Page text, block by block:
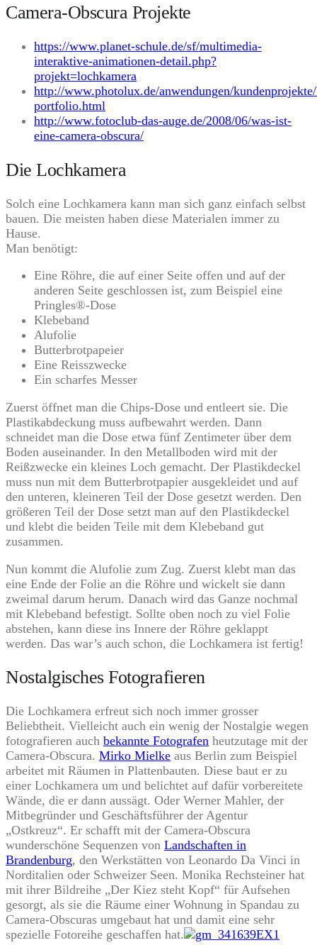
Camera-Obscura Projekte
https://www.planet-schule.de/sf/multimedia-
interaktive-animationen-detail.php?
projekt=lochkamera
http://www.photolux.de/anwendungen/
portfolio.html
http://www.fotoclub-das-auge.de/2008/06/was-ist-
eine-camera-obscura/
Die Lochkamera
Solch eine Lochkamera kann man sich ganz einfach selbst
bauen. Die meisten haben diese Materialen immer zu
Hause.
Man benötigt:
Eine Röhre, die auf einer Seite offen und auf der
anderen Seite geschlossen ist, zum Beispiel eine
Pringles®-Dose
Klebeband
Alufolie
Butterbrotpapeier
Eine Reisszwecke
Ein scharfes Messer
Zuerst öffnet man die Chips-Dose und entleert sie. Die
Plastikabdeckung muss aufbewahrt werden. Dann
schneidet man die Dose etwa fünf Zentimeter über dem
Boden auseinander. In den Metallboden wird mit der
Reißzwecke ein kleines Loch gemacht. Der Plastikdeckel
muss nun mit dem Butterbrotpapier ausgekleidet und auf
den unteren, kleineren Teil der Dose gesetzt werden. Den
größeren Teil der Dose setzt man auf den Plastikdeckel
und klebt die beiden Teile mit dem Klebeband gut
zusammen.
Nun kommt die Alufolie zum Zug. Zuerst klebt man das
eine Ende der Folie an die Röhre und wickelt sie dann
zweimal darum herum. Danach wird das Ganze nochmal
mit Klebeband befestigt. Sollte oben noch zu viel Folie
abstehen, kann diese ins Innere der Röhre geklappt
werden. Das war’s auch schon, die Lochkamera ist fertig!
Nostalgisches Fotografieren
Die Lochkamera erfreut sich noch immer grosser
Beliebtheit. Vielleicht auch ein wenig der Nostalgie wegen
fotografieren auch bekannte Fotografen heutzutage mit der
Camera-Obscura. Mirko Mielke aus Berlin zum Beispiel
arbeitet mit Räumen in Plattenbauten. Diese baut er zu
einer Lochkamera um und belichtet auf dafür vorbereitete
Wände, die er dann aussägt. Oder Werner Mahler, der
Mitbegründer und Geschäftsführer der Agentur
„Ostkreuz“. Er schafft mit der Camera-Obscura
wunderschöne Sequenzen von Landschaften in
Brandenburg, den Werkstätten von Leonardo Da Vinci in
Norditalien oder Schweizer Seen. Monika Rechsteiner hat
mit ihrer Bildreihe „Der Kiez steht Kopf“ für Aufsehen
gesorgt, als sie die Räume einer Wohnung in Spandau zu
Camera-Obscuras umgebaut hat und damit eine sehr
spezielle Fotoreihe geschaffen hat.